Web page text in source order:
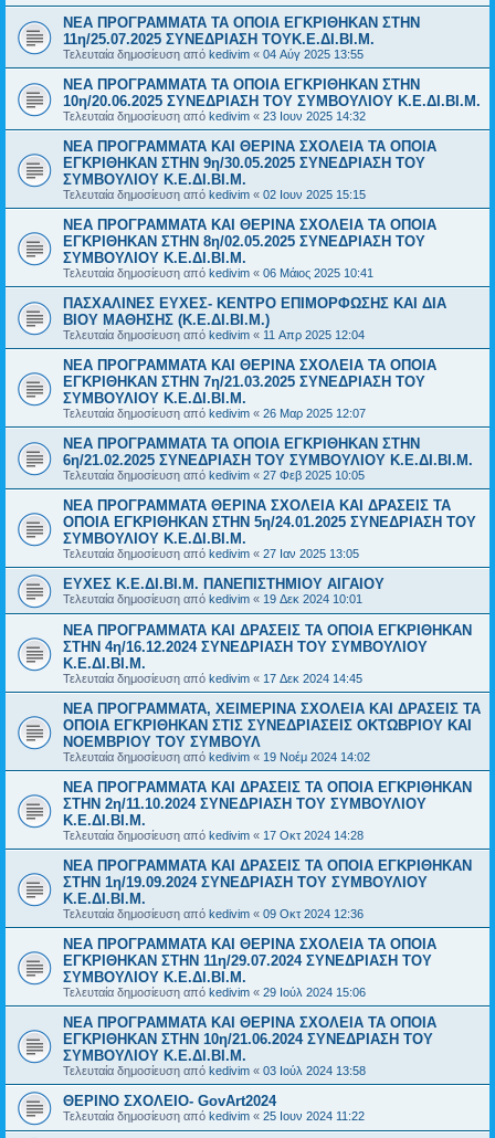
NEA ΠΡΟΓΡΑΜΜΑΤΑ ΤΑ ΟΠΟΙΑ ΕΓΚΡΙΘΗΚΑΝ ΣΤΗΝ
11η/25.07.2025 ΣΥΝΕΔΡΙΑΣΗ ΤΟΥΚ.Ε.ΔΙ.ΒΙ.Μ.
Τελευταία δημοσίευση από kedivim « 04 Αύγ 2025 13:55
NEA ΠΡΟΓΡΑΜΜΑΤΑ ΤΑ ΟΠΟΙΑ ΕΓΚΡΙΘΗΚΑΝ ΣΤΗΝ
10η/20.06.2025 ΣΥΝΕΔΡΙΑΣΗ ΤΟΥ ΣΥΜΒΟΥΛΙΟΥ Κ.Ε.ΔΙ.ΒΙ.Μ.
Τελευταία δημοσίευση από kedivim « 23 Ιουν 2025 14:32
NEA ΠΡΟΓΡΑΜΜΑΤΑ ΚΑΙ ΘΕΡΙΝΑ ΣΧΟΛΕΙΑ ΤΑ ΟΠΟΙΑ
ΕΓΚΡΙΘΗΚΑΝ ΣΤΗΝ 9η/30.05.2025 ΣΥΝΕΔΡΙΑΣΗ ΤΟΥ
ΣΥΜΒΟΥΛΙΟΥ Κ.Ε.ΔΙ.ΒΙ.Μ.
Τελευταία δημοσίευση από kedivim « 02 Ιουν 2025 15:15
NEA ΠΡΟΓΡΑΜΜΑΤΑ ΚΑΙ ΘΕΡΙΝΑ ΣΧΟΛΕΙΑ ΤΑ ΟΠΟΙΑ
ΕΓΚΡΙΘΗΚΑΝ ΣΤΗΝ 8η/02.05.2025 ΣΥΝΕΔΡΙΑΣΗ ΤΟΥ
ΣΥΜΒΟΥΛΙΟΥ Κ.Ε.ΔΙ.ΒΙ.Μ.
Τελευταία δημοσίευση από kedivim « 06 Μάιος 2025 10:41
ΠΑΣΧΑΛΙΝΕΣ ΕΥΧΕΣ- ΚΕΝΤΡΟ ΕΠΙΜΟΡΦΩΣΗΣ ΚΑΙ ΔΙΑ
ΒΙΟΥ ΜΑΘΗΣΗΣ (Κ.Ε.ΔΙ.ΒΙ.Μ.)
Τελευταία δημοσίευση από kedivim « 11 Απρ 2025 12:04
NEA ΠΡΟΓΡΑΜΜΑΤΑ ΚΑΙ ΘΕΡΙΝΑ ΣΧΟΛΕΙΑ ΤΑ ΟΠΟΙΑ
ΕΓΚΡΙΘΗΚΑΝ ΣΤΗΝ 7η/21.03.2025 ΣΥΝΕΔΡΙΑΣΗ ΤΟΥ
ΣΥΜΒΟΥΛΙΟΥ Κ.Ε.ΔΙ.ΒΙ.Μ.
Τελευταία δημοσίευση από kedivim « 26 Μαρ 2025 12:07
NEΑ ΠΡΟΓΡΑΜΜΑΤΑ ΤΑ ΟΠΟΙΑ ΕΓΚΡΙΘΗΚΑΝ ΣΤΗΝ
6η/21.02.2025 ΣΥΝΕΔΡΙΑΣΗ ΤΟΥ ΣΥΜΒΟΥΛΙΟΥ Κ.Ε.ΔΙ.ΒΙ.Μ.
Τελευταία δημοσίευση από kedivim « 27 Φεβ 2025 10:05
NEΑ ΠΡΟΓΡΑΜΜΑΤΑ ΘΕΡΙΝΑ ΣΧΟΛΕΙΑ ΚΑΙ ΔΡΑΣΕΙΣ ΤΑ
ΟΠΟΙΑ ΕΓΚΡΙΘΗΚΑΝ ΣΤΗΝ 5η/24.01.2025 ΣΥΝΕΔΡΙΑΣΗ ΤΟΥ
ΣΥΜΒΟΥΛΙΟΥ Κ.Ε.ΔΙ.ΒΙ.Μ.
Τελευταία δημοσίευση από kedivim « 27 Ιαν 2025 13:05
ΕΥΧΕΣ Κ.Ε.ΔΙ.ΒΙ.Μ. ΠΑΝΕΠΙΣΤΗΜΙΟΥ ΑΙΓΑΙΟΥ
Τελευταία δημοσίευση από kedivim « 19 Δεκ 2024 10:01
NEΑ ΠΡΟΓΡΑΜΜΑΤΑ ΚΑΙ ΔΡΑΣΕΙΣ ΤΑ ΟΠΟΙΑ ΕΓΚΡΙΘΗΚΑΝ
ΣΤΗΝ 4η/16.12.2024 ΣΥΝΕΔΡΙΑΣΗ ΤΟΥ ΣΥΜΒΟΥΛΙΟΥ
Κ.Ε.ΔΙ.ΒΙ.Μ.
Τελευταία δημοσίευση από kedivim « 17 Δεκ 2024 14:45
NEA ΠΡΟΓΡΑΜΜΑΤΑ, ΧΕΙΜΕΡΙΝΑ ΣΧΟΛΕΙΑ ΚΑΙ ΔΡΑΣΕΙΣ ΤΑ
ΟΠΟΙΑ ΕΓΚΡΙΘΗΚΑΝ ΣΤΙΣ ΣΥΝΕΔΡΙΑΣΕΙΣ ΟΚΤΩΒΡΙΟΥ ΚΑΙ
ΝΟΕΜΒΡΙΟΥ ΤΟΥ ΣΥΜΒΟΥΛ
Τελευταία δημοσίευση από kedivim « 19 Νοέμ 2024 14:02
NEΑ ΠΡΟΓΡΑΜΜΑΤΑ ΚΑΙ ΔΡΑΣΕΙΣ ΤΑ ΟΠΟΙΑ ΕΓΚΡΙΘΗΚΑΝ
ΣΤΗΝ 2η/11.10.2024 ΣΥΝΕΔΡΙΑΣΗ ΤΟΥ ΣΥΜΒΟΥΛΙΟΥ
Κ.Ε.ΔΙ.ΒΙ.Μ.
Τελευταία δημοσίευση από kedivim « 17 Οκτ 2024 14:28
NEΑ ΠΡΟΓΡΑΜΜΑΤΑ ΚΑΙ ΔΡΑΣΕΙΣ ΤΑ ΟΠΟΙΑ ΕΓΚΡΙΘΗΚΑΝ
ΣΤΗΝ 1η/19.09.2024 ΣΥΝΕΔΡΙΑΣΗ ΤΟΥ ΣΥΜΒΟΥΛΙΟΥ
Κ.Ε.ΔΙ.ΒΙ.Μ.
Τελευταία δημοσίευση από kedivim « 09 Οκτ 2024 12:36
NEA ΠΡΟΓΡΑΜΜΑΤΑ ΚΑΙ ΘΕΡΙΝΑ ΣΧΟΛΕΙΑ ΤΑ ΟΠΟΙΑ
ΕΓΚΡΙΘΗΚΑΝ ΣΤΗΝ 11η/29.07.2024 ΣΥΝΕΔΡΙΑΣΗ ΤΟΥ
ΣΥΜΒΟΥΛΙΟΥ Κ.Ε.ΔΙ.ΒΙ.Μ.
Τελευταία δημοσίευση από kedivim « 29 Ιούλ 2024 15:06
NEA ΠΡΟΓΡΑΜΜΑΤΑ ΚΑΙ ΘΕΡΙΝΑ ΣΧΟΛΕΙΑ ΤΑ ΟΠΟΙΑ
ΕΓΚΡΙΘΗΚΑΝ ΣΤΗΝ 10η/21.06.2024 ΣΥΝΕΔΡΙΑΣΗ ΤΟΥ
ΣΥΜΒΟΥΛΙΟΥ Κ.Ε.ΔΙ.ΒΙ.Μ.
Τελευταία δημοσίευση από kedivim « 03 Ιούλ 2024 13:58
ΘΕΡΙΝΟ ΣΧΟΛΕΙΟ- GovArt2024
Τελευταία δημοσίευση από kedivim « 25 Ιουν 2024 11:22